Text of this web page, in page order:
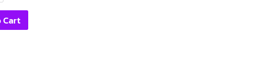
Cart